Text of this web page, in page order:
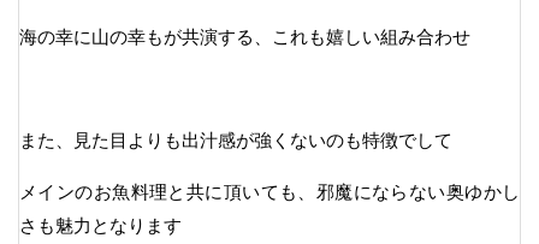
海の幸に山の幸もが共演する、これも嬉しい組み合わせ
また、見た目よりも出汁感が強くないのも特徴でして
メインのお魚料理と共に頂いても、邪魔にならない奥ゆかし
さも魅力となります